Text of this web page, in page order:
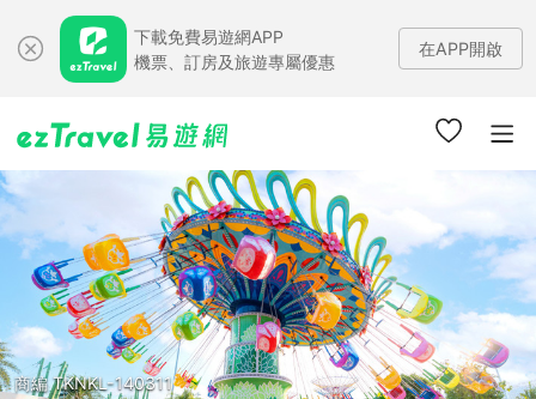
下載免費易遊網APP
機票、訂房及旅遊專屬優惠
在APP開啟
商編 TKNKL-140311